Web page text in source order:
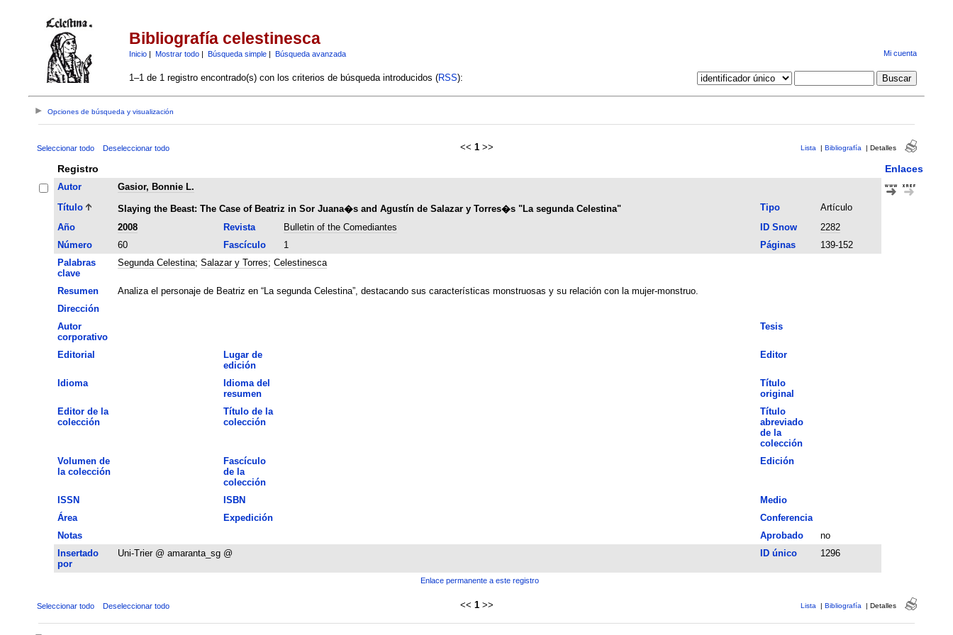
Bibliografía celestinesca
Inicio| Mostrar todo| Búsqueda simple| Búsqueda avanzada Mi cuenta
1–1 de 1 registro encontrado(s) con los criterios de búsqueda introducidos (RSS):
Opciones de búsqueda y visualización
Seleccionar todo Deseleccionar todo << 1 >> Lista | Bibliografía | Detalles
Registro Enlaces
Autor
Gasior, Bonnie L.
Título
Slaying the Beast: The Case of Beatriz in Sor Juana�s and Agustín de Salazar y Torres�s "La segunda Celestina" Tipo
Artículo
Año
2008 Revista Bulletin of the Comediantes ID Snow
2282
Número
60 Fascículo 1 Páginas
139-152
Palabras
clave
Segunda Celestina; Salazar y Torres; Celestinesca
Resumen
Analiza el personaje de Beatriz en “La segunda Celestina”, destacando sus características monstruosas y su relación con la mujer-monstruo.
Dirección
Autor
corporativo
Tesis
Editorial
Lugar de
edición
Editor
Idioma
Idioma del
resumen
Título
original
Editor de la
colección
Título de la
colección
Título
abreviado
de la
colección
Volumen de
la colección
Fascículo
de la
colección
Edición
ISSN ISBN
Medio
Área
Expedición
Conferencia
Notas
Aprobado
no
Insertado
por
Uni-Trier @ amaranta_sg @ ID único 1296
Enlace permanente a este registro
Seleccionar todo Deseleccionar todo << 1 >> Lista | Bibliografía | Detalles